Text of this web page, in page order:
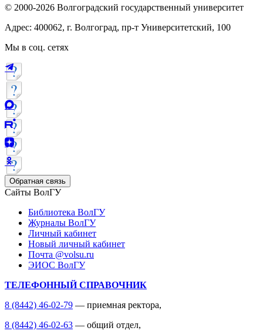
© 2000-2026 Волгоградский государственный университет
Адрес: 400062, г. Волгоград, пр-т Университетский, 100
Мы в соц. сетях
Обратная связь
Сайты ВолГУ
Библиотека ВолГУ
Журналы ВолГУ
Личный кабинет
Новый личный кабинет
Почта @volsu.ru
ЭИОС ВолГУ
ТЕЛЕФОННЫЙ СПРАВОЧНИК
8 (8442) 46-02-79 — приемная ректора,
8 (8442) 46-02-63 — общий отдел,